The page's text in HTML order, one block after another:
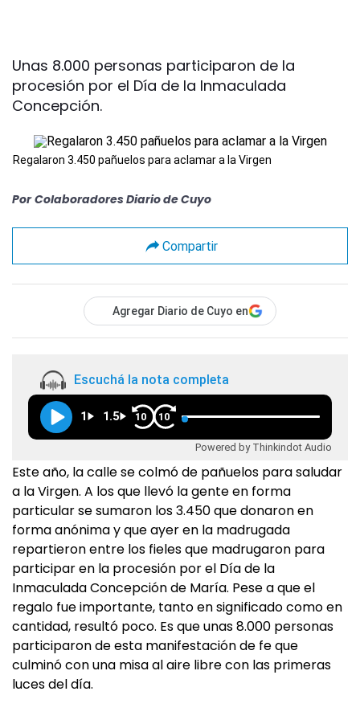
Unas 8.000 personas participaron de la
procesión por el Día de la Inmaculada
Concepción.
Regalaron 3.450 pañuelos para aclamar a la Virgen
Por Colaboradores Diario de Cuyo
Compartir
Agregar Diario de Cuyo en
Escuchá la nota completa
1 1.5 10 10
Powered by Thinkindot Audio
Este año, la calle se colmó de pañuelos para saludar
a la Virgen. A los que llevó la gente en forma
particular se sumaron los 3.450 que donaron en
forma anónima y que ayer en la madrugada
repartieron entre los fieles que madrugaron para
participar en la procesión por el Día de la
Inmaculada Concepción de María. Pese a que el
regalo fue importante, tanto en significado como en
cantidad, resultó poco. Es que unas 8.000 personas
participaron de esta manifestación de fe que
culminó con una misa al aire libre con las primeras
luces del día.